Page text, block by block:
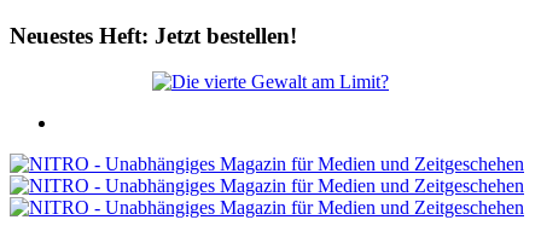
Neuestes Heft: Jetzt bestellen!